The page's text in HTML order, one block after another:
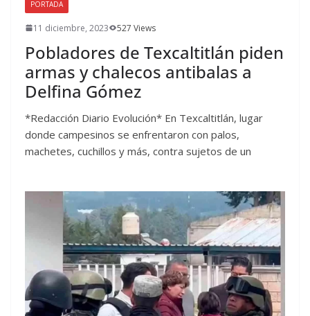
PORTADA
11 diciembre, 2023 527 Views
Pobladores de Texcaltitlán piden
armas y chalecos antibalas a
Delfina Gómez
*Redacción Diario Evolución* En Texcaltitlán, lugar
donde campesinos se enfrentaron con palos,
machetes, cuchillos y más, contra sujetos de un